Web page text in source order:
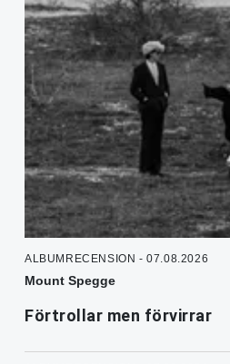
ALBUMRECENSION - 07.08.2026
Mount Spegge
Förtrollar men förvirrar